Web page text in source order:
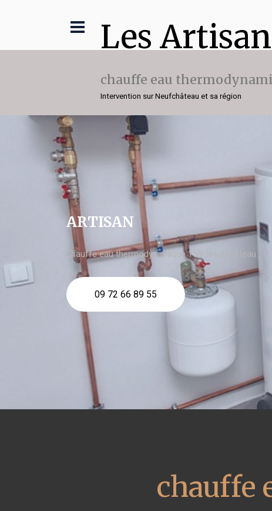
Les
chauffe eau
Intervention sur Neufchâteau et sa région
ARTISAN
chauffe eau thermodynamique 150l Neufchâteau
09 72 66 89 55
chauffe